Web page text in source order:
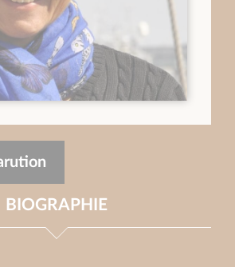
BIOGRAPHIE